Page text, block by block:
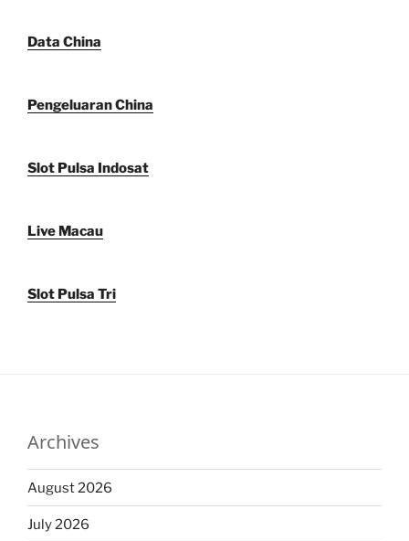
Data China
Pengeluaran China
Slot Pulsa Indosat
Live Macau
Slot Pulsa Tri
Archives
August 2026
July 2026